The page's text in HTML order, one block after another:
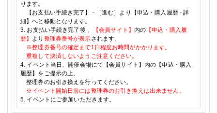
ります。
【お支払い手続き完了】
- ［進む］より【申込・購入履歴-詳
細】へと移動となります。
3. お支払い手続き完了後 、 【会員サイト】 内の 【申込・購入履
歴】 より 整理券番号が表示されます。
※整理券番号の確定まで1 日程度お時間がかかります。
重複して決済しないようご注意ください。
4. イベント当日、開催会場にて【会員サイト】内の【申込・購入
履歴】をご提示の上、
整理券のお引き換えを行ってください。
※イベント開始日前には整理券のお引き換えは出来ません。
5. イベントにご参加いただきます。